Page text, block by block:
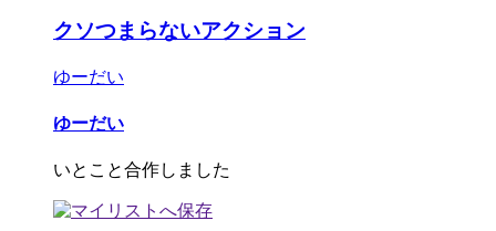
クソつまらないアクション
ゆーだい
ゆーだい
いとこと合作しました